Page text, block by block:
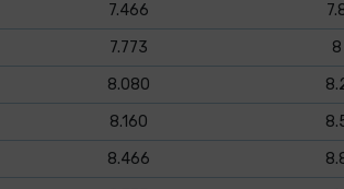
7.466
7.773
8
8.080
8.160
8.466